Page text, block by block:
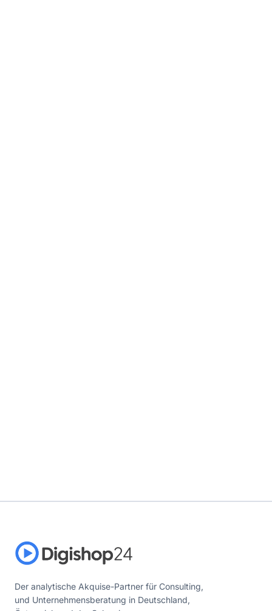
Der analytische Akquise-Partner für Consulting,
und Unternehmensberatung in Deutschland,